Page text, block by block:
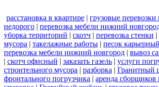
расстановка в квартире | грузовые
недорого | перевозка мебели нижний
уборка территорий | скотч | перевозка стенки |
мусора | такелажные работы | песок карьерный
перевозка мебели нижний новгород | вывоз
| скотч офисный | заказать газель | услуги
строительного мусора | разборка | Гранитный
фронтального погрузчика | аренда сборщиков